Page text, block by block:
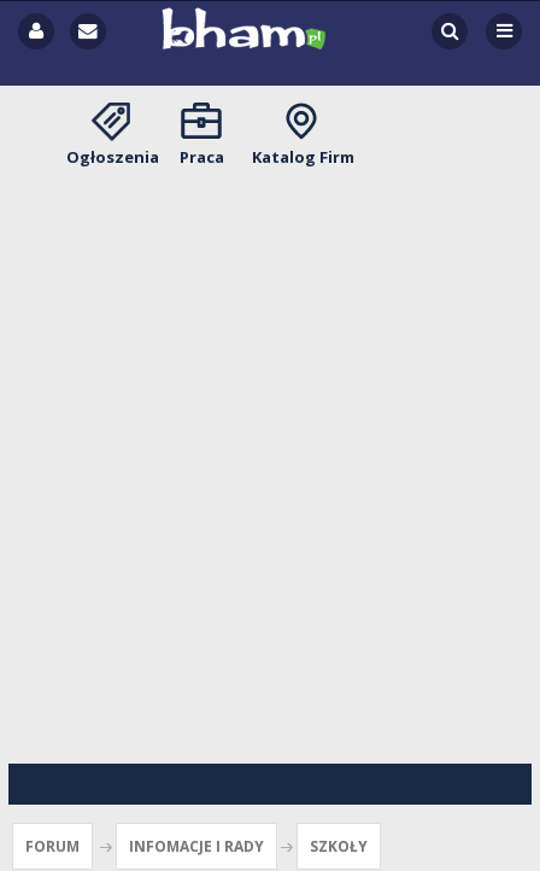
Ogłoszenia Praca Katalog Firm
FORUM INFOMACJE I RADY SZKOŁY